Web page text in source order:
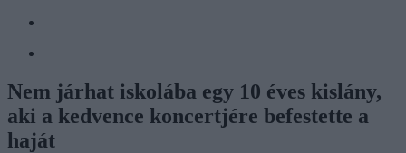
Nem járhat iskolába egy 10 éves kislány,
aki a kedvence koncertjére befestette a
haját